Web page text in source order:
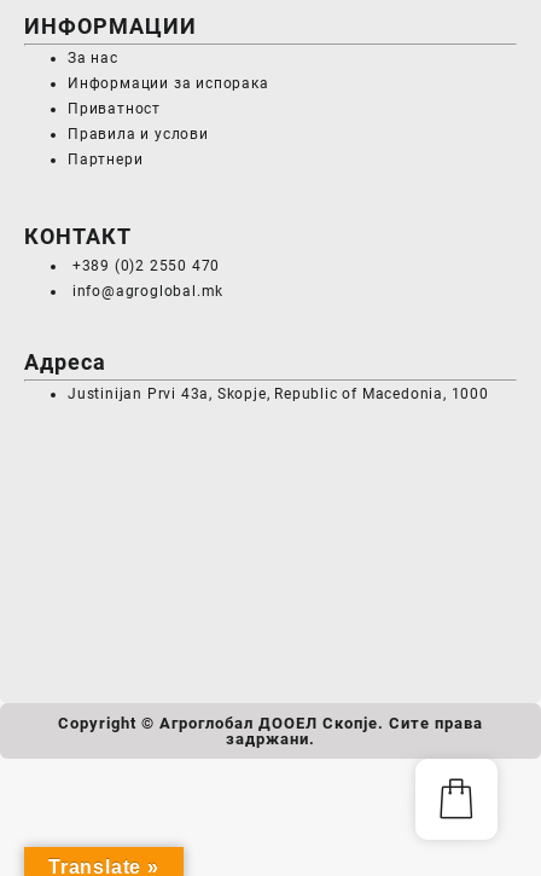
ИНФОРМАЦИИ
За нас
Информации за испорака
Приватност
Правила и услови
Партнери
КОНТАКТ
+389 (0)2 2550 470
info@agroglobal.mk
Адреса
Justinijan Prvi 43a, Skopje, Republic of Macedonia, 1000
Copyright © Агроглобал ДООЕЛ Скопје. Сите права
задржани.
Translate »